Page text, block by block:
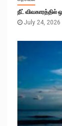
நீட் விவகாரத்தில்
July 24, 2026